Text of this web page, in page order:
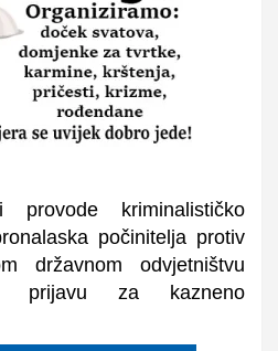
provode kriminalističko
počinitelja protiv
državnom odvjetništvu
prijavu za kazneno